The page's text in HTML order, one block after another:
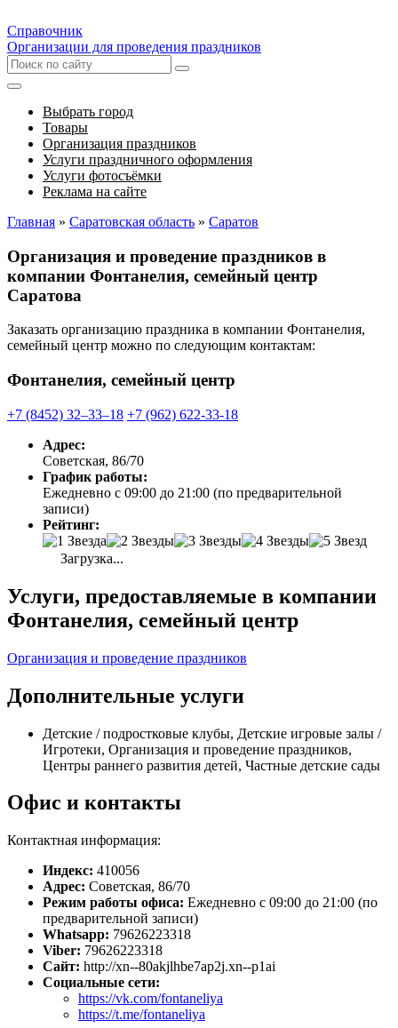
Справочник
Организации для проведения праздников
Выбрать город
Товары
Организация праздников
Услуги праздничного оформления
Услуги фотосъёмки
Реклама на сайте
Главная » Саратовская область » Саратов
Организация и проведение праздников в
компании Фонтанелия, семейный центр
Саратова
Заказать организацию праздника в компании Фонтанелия,
семейный центр можно по следующим контактам:
Фонтанелия, семейный центр
+7 (8452) 32‒33‒18 +7 (962) 622-33-18
Адрес:
Советская, 86/70
График работы:
Ежедневно с 09:00 до 21:00 (по предварительной
записи)
Рейтинг:
Загрузка...
Услуги, предоставляемые в компании
Фонтанелия, семейный центр
Организация и проведение праздников
Дополнительные услуги
Детские / подростковые клубы, Детские игровые залы /
Игротеки, Организация и проведение праздников,
Центры раннего развития детей, Частные детские сады
Офис и контакты
Контактная информация:
Индекс: 410056
Адрес: Советская, 86/70
Режим работы офиса: Ежедневно с 09:00 до 21:00 (по
предварительной записи)
Whatsapp: 79626223318
Viber: 79626223318
Сайт: http://xn--80akjlhbe7ap2j.xn--p1ai
Социальные сети:
https://vk.com/fontaneliya
https://t.me/fontaneliya